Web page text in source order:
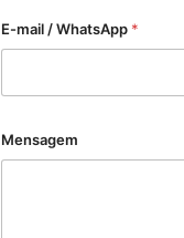
E-mail / WhatsApp *
Mensagem